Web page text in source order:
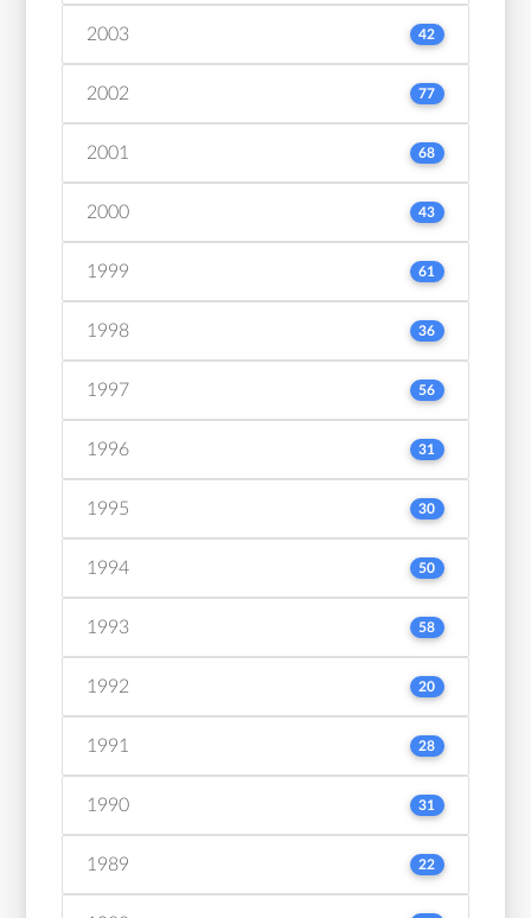
2003 42
2002 77
2001 68
2000 43
1999 61
1998 36
1997 56
1996 31
1995 30
1994 50
1993 58
1992 20
1991 28
1990 31
1989 22